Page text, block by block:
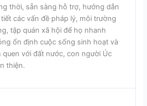
thời, sẵn sàng hỗ trợ, hướng dẫn
các vấn đề pháp lý, môi trường
tập quán xã hội để họ nhanh
ổn định cuộc sống sinh hoạt và
quen với đất nước, con người Úc
thiện.